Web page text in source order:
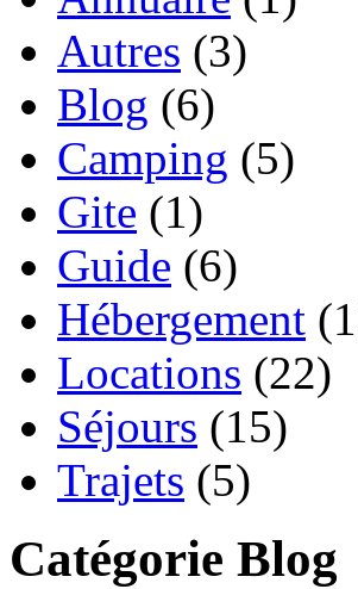
Autres (3)
Blog (6)
Camping (5)
Gite (1)
Guide (6)
Hébergement
Locations (22)
Séjours (15)
Trajets (5)
Catégorie Blog